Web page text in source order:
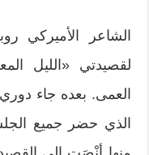
الشاعر الأميركي
لقصيدتي «الليل
العمى. بعده جاء
الذي حضر جميع